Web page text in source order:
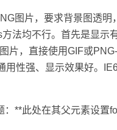
图片，要求背景图透
法均不行。首先是显示
片，直接使用GIF或
性强、显示效果好。
**此处在其父元素设置